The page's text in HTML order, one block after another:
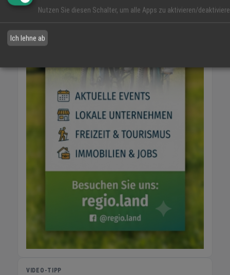
VIDEO-TIPP
Nutzen Sie diesen Schalter, um alle Apps zu aktivieren/
Ich lehne ab